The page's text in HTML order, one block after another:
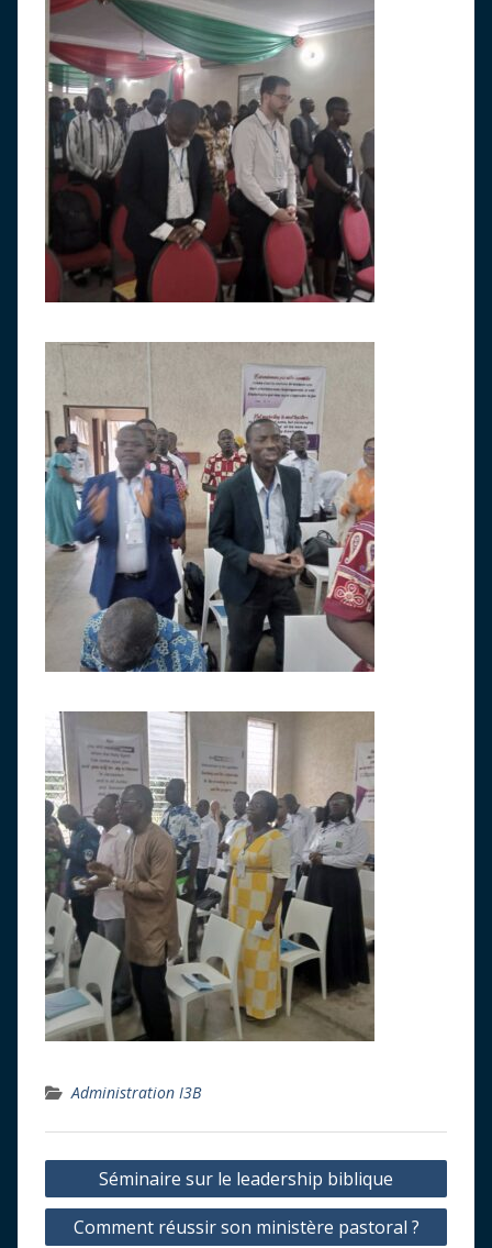
Administration I3B
Navigation
de
l’article
Séminaire sur le leadership biblique
Comment réussir son ministère pastoral ?